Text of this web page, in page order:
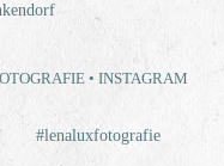
• INSTAGRAM
#lenaluxfotografie